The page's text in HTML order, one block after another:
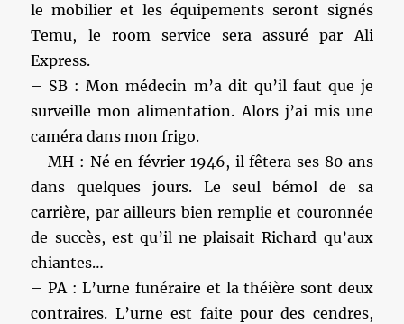
le mobilier et les équipements seront signés
Temu, le room service sera assuré par Ali
Express.
– SB : Mon médecin m’a dit qu’il faut que je
surveille mon alimentation. Alors j’ai mis une
caméra dans mon frigo.
– MH : Né en février 1946, il fêtera ses 80 ans
dans quelques jours. Le seul bémol de sa
carrière, par ailleurs bien remplie et couronnée
de succès, est qu’il ne plaisait Richard qu’aux
chiantes…
– PA : L’urne funéraire et la théière sont deux
contraires. L’urne est faite pour des cendres,